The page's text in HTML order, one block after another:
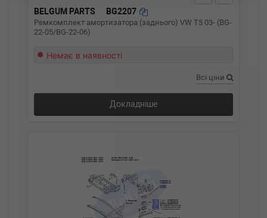
BELGUM PARTS BG2207
Ремкомплект амортизатора (заднього) VW T5 03- (BG-
22-05/BG-22-06)
Немає в наявності
Всі ціни
Докладніше